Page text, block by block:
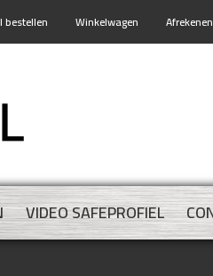
bestellen Winkelwagen Afrekenen
VIDEO SAFEPROFIEL